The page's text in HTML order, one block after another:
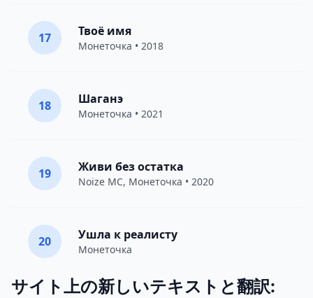
17 Твоё имя
Монеточка • 2018
18 Шаганэ
Монеточка • 2021
19 Живи без остатка
Noize MC, Монеточка • 2020
20 Ушла к реалисту
Монеточка
サイト上の新しいテキストと翻訳: